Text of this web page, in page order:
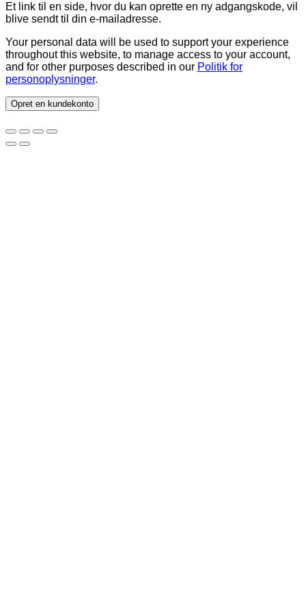
Et link til en side, hvor du kan oprette en ny adgangskode, vil
blive sendt til din e-mailadresse.
Your personal data will be used to support your experience
throughout this website, to manage access to your account,
and for other purposes described in our Politik for
personoplysninger.
Opret en kundekonto